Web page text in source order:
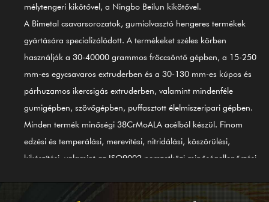
mélytengeri kikötővel, a Ningbo Beilun kikötővel.
A Bimetal csavarsorozatok, gumiolvasztó hengeres termékek
gyártására specializálódott. A termékeket széles körben
használják a 30-40000 grammos fröccsöntő gépben, a 15-250
mm-es egycsavaros extruderben és a 30-130 mm-es kúpos és
párhuzamos ikercsigás extruderben, valamint mindenféle
gumigépben, szövőgépben, puffasztott élelmiszeripari gépben.
Minden termék minőségi 38CrMoALA acélból készül. Finom
edzési és temperálási, merevítési, nitridálási, köszörülési,
kikészítési, valamint az ISO9002 nemzetközi minőségellenőrzési
szabványoknak. A GⅡ 113 nikkel alapú ötvözet (legújabb 3#